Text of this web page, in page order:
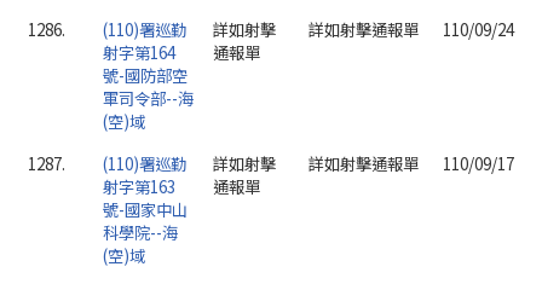
1286.
(110)署巡勤
射字第164
號-國防部空
軍司令部--海
(空)域
詳如射擊
通報單
詳如射擊通報單 110/09/24
1287.
(110)署巡勤
射字第163
號-國家中山
科學院--海
(空)域
詳如射擊
通報單
詳如射擊通報單 110/09/17